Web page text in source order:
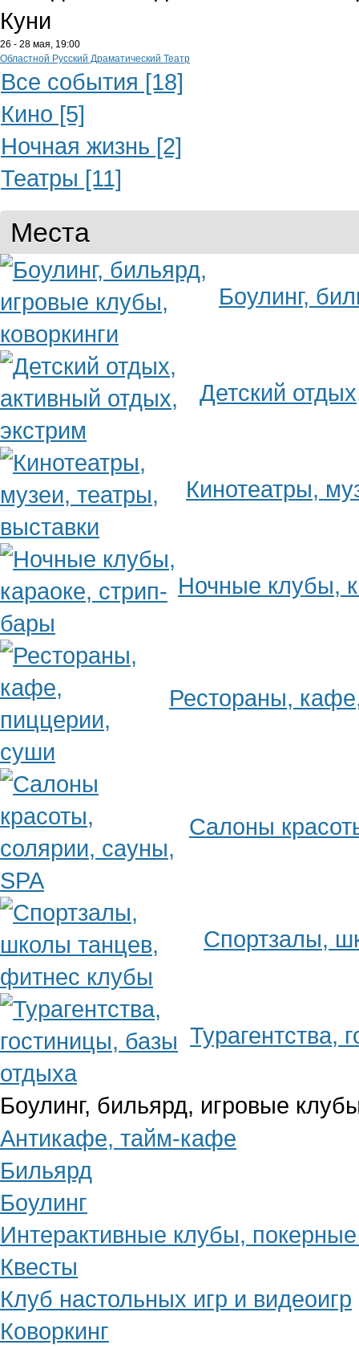
Куни
26 - 28 мая, 19:00
Областной Русский Драматический Театр
Все события [18]
Кино [5]
Ночная жизнь [2]
Театры [11]
Места
Боулинг,
Детский
Кинотеатры,
Ночные клубы,
Рестораны,
Салоны
Спортзалы,
Турагентства,
Боулинг, бильярд, игровые
Антикафе, тайм-кафе
Бильярд
Боулинг
Интерактивные клубы,
Квесты
Клуб настольных игр и видеоигр
Коворкинг